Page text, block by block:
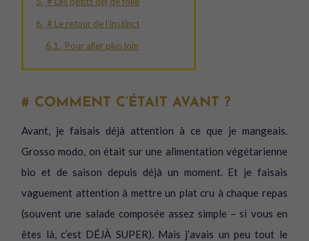
6. # Le retour de l’instinct
6.1. Pour aller plus loin
# COMMENT C’ÉTAIT AVANT ?
Avant, je faisais déjà attention à ce que je mangeais.
Grosso modo, on était sur une alimentation végétarienne
bio et de saison depuis déjà un moment. Et je faisais
vaguement attention à mettre un plat cru à chaque repas
(souvent une salade composée assez simple – si vous en
êtes là, c’est DÉJÀ SUPER). Mais j’avais un peu tout le